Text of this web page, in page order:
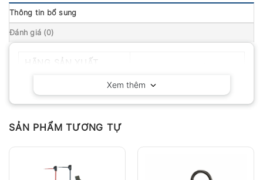
Thông tin bổ sung
Đánh giá (0)
Xem thêm
SẢN PHẨM TƯƠNG TỰ